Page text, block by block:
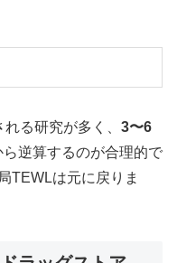
る研究が多く、 3〜6
ら逆算するのが合理的で
TEWLは元に戻りま